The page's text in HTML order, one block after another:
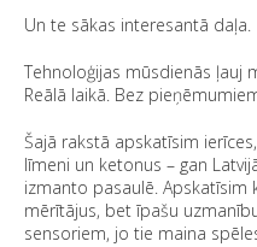
Un te sākas interesantā daļa.
Tehnoloģijas mūsdienās ļauj
Reālā laikā. Bez
Šajā rakstā apskatīsim
līmeni un ketonus – gan
izmanto pasaulē. Apskatīsim
mērītājus, bet īpašu
sensoriem, jo tie maina